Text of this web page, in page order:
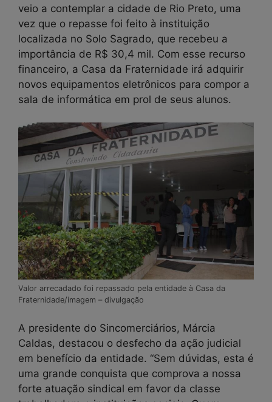
veio a contemplar a cidade de Rio Preto, uma
vez que o repasse foi feito à instituição
localizada no Solo Sagrado, que recebeu a
importância de R$ 30,4 mil. Com esse recurso
financeiro, a Casa da Fraternidade irá adquirir
novos equipamentos eletrônicos para compor a
sala de informática em prol de seus alunos.
Valor arrecadado foi repassado pela entidade à Casa da
Fraternidade/imagem – divulgação
A presidente do Sincomerciários, Márcia
Caldas, destacou o desfecho da ação judicial
em benefício da entidade. “Sem dúvidas, esta é
uma grande conquista que comprova a nossa
forte atuação sindical em favor da classe